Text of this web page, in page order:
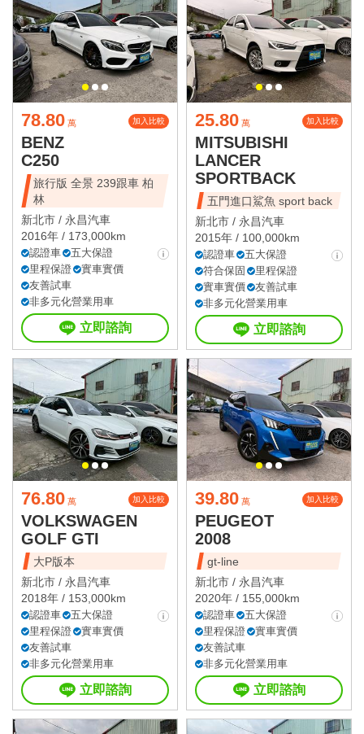
78.80 萬 加入比較
BENZ
C250
旅行版 全景 239跟車 柏
林
新北市 / 永昌汽車
2016年 / 173,000km
認證車
五大保證
里程保證
實車實價
友善試車
非多元化營業用車
立即諮詢
25.80 萬 加入比較
MITSUBISHI
LANCER
SPORTBACK
五門進口鯊魚 sport back
新北市 / 永昌汽車
2015年 / 100,000km
認證車
五大保證
符合保固
里程保證
實車實價
友善試車
非多元化營業用車
立即諮詢
76.80 萬 加入比較
VOLKSWAGEN
GOLF GTI
大P版本
新北市 / 永昌汽車
2018年 / 153,000km
認證車
五大保證
里程保證
實車實價
友善試車
非多元化營業用車
立即諮詢
39.80 萬 加入比較
PEUGEOT
2008
gt-line
新北市 / 永昌汽車
2020年 / 155,000km
認證車
五大保證
里程保證
實車實價
友善試車
非多元化營業用車
立即諮詢